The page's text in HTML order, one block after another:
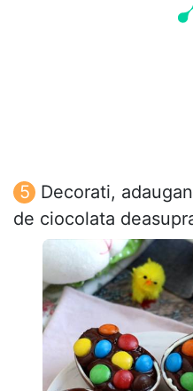
Decorati,
de ciocolata